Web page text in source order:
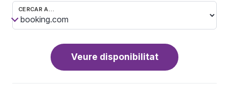
CERCAR A…
Veure disponibilitat